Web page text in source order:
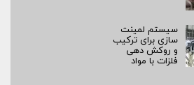
سیستم لمینت‌
سازی برای ترکیب
و روکش‌ دهی
فلزات با مواد